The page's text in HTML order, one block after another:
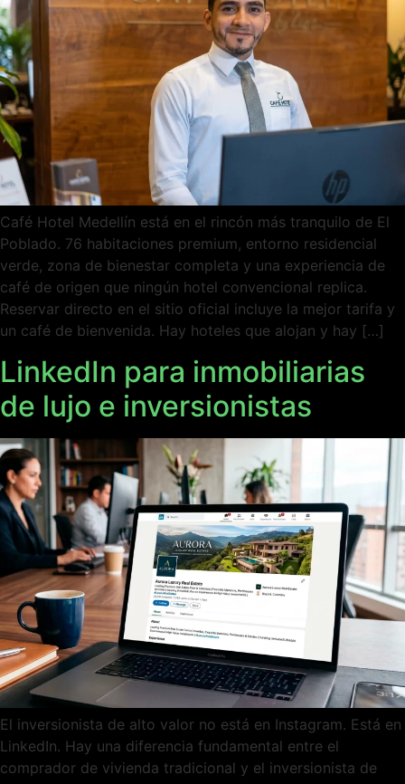
Café Hotel Medellín está en el rincón más tranquilo de El
Poblado. 76 habitaciones premium, entorno residencial
verde, zona de bienestar completa y una experiencia de
café de origen que ningún hotel convencional replica.
Reservar directo en el sitio oficial incluye la mejor tarifa y
un café de bienvenida. Hay hoteles que alojan y hay […]
LinkedIn para inmobiliarias
de lujo e inversionistas
El inversionista de alto valor no está en Instagram. Está en
LinkedIn. Hay una diferencia fundamental entre el
comprador de vivienda tradicional y el inversionista de